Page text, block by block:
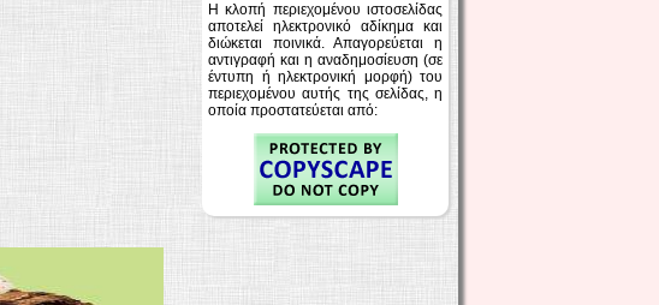
Η κλοπή περιεχομένου ιστοσελίδας
αποτελεί ηλεκτρονικό αδίκημα και
διώκεται ποινικά. Απαγορεύεται η
αντιγραφή και η αναδημοσίευση (σε
έντυπη ή ηλεκτρονική μορφή) του
περιεχομένου αυτής της σελίδας, η
οποία προστατεύεται από: